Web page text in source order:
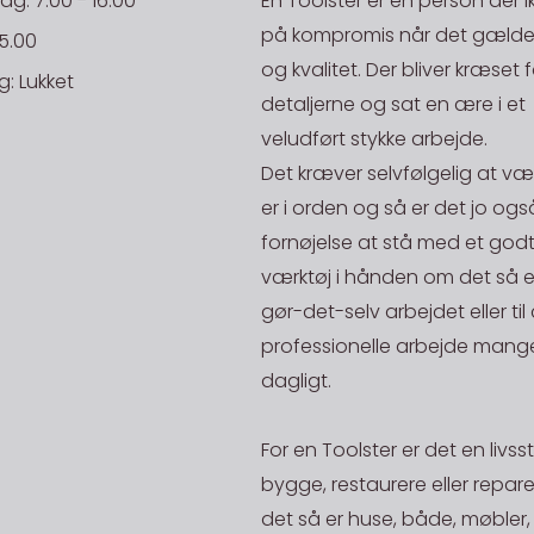
Få leveret
så skal du
stilles,
ansvar.
Danske
20kg og
De priser,
gælder for
lager)" kan
Der kan
tilbage med
overholdes.
på en aktiv
på lager.
STORKØB
Har du en
mand og
være i en
mængde af
fået stjålet
godt være
har mange
kontakter/
E-mail til
EAN:
Rekv. Nr.:
NB: Ordre
200,-
Lukket
på kompromis når det
og kvalitet. Der bliver kræset
detaljerne og sat en ære i et
veludført stykke arbejde.
Det kræver selvfølgelig at
er i orden og så er det jo
fornøjelse at stå med et
værktøj i hånden om det så
gør-det-selv arbejdet eller til
professionelle arbejde
dagligt.
For en Toolster er det en
bygge, restaurere eller
det så er huse, både, møbler,